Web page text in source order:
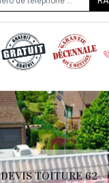
DEVIS TOITURE 62